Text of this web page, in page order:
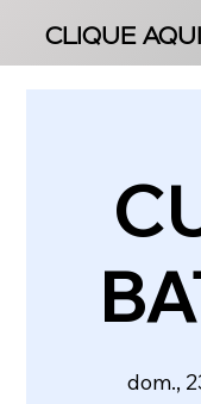
CLIQUE
CLIQUE
dom.,